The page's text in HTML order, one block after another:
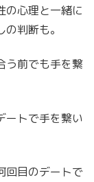
の心理と一緒に
判断も。
う前でも手を繋
ートで手を繋い
回目のデートで